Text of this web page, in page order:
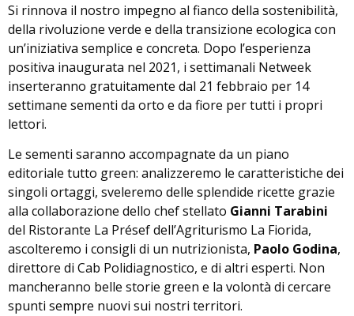
Si rinnova il nostro impegno al fianco della sostenibilità,
della rivoluzione verde e della transizione ecologica con
un’iniziativa semplice e concreta. Dopo l’esperienza
positiva inaugurata nel 2021, i settimanali Netweek
inserteranno gratuitamente dal 21 febbraio per 14
settimane sementi da orto e da fiore per tutti i propri
lettori.
Le sementi saranno accompagnate da un piano
editoriale tutto green: analizzeremo le caratteristiche dei
singoli ortaggi, sveleremo delle splendide ricette grazie
alla collaborazione dello chef stellato Gianni Tarabini
del Ristorante La Présef dell’Agriturismo La Fiorida,
ascolteremo i consigli di un nutrizionista, Paolo Godina,
direttore di Cab Polidiagnostico, e di altri esperti. Non
mancheranno belle storie green e la volontà di cercare
spunti sempre nuovi sui nostri territori.